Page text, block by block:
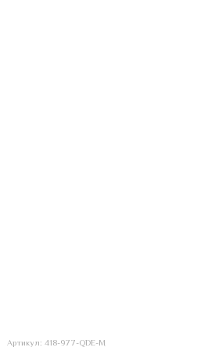
Артикул: 418-977-QDE-M